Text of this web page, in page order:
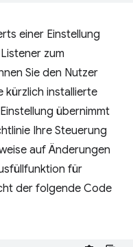
einer Einstellung
zum
Sie den Nutzer
kürzlich installierte
übernimmt
Ihre Steuerung
auf Änderungen
für
der folgende Code